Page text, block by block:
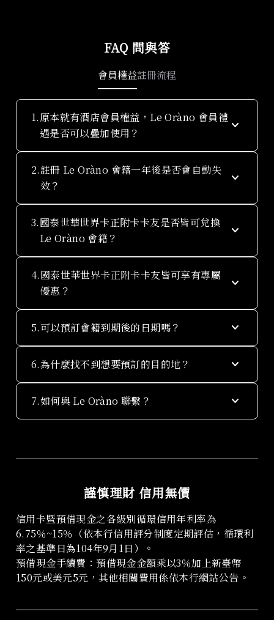
FAQ 問與答
會員權益註冊流程
1.原本就有酒店會員權益，Le Oràno 會員禮
遇是否可以疊加使用？
keyboard_arrow_down
Le Oràno 會員禮遇與酒店提供之會員禮遇權
益，將由酒店於現場視確認房況後，擇優提供，
並無法疊加或更換其他禮遇。（酒店禮遇提供之
項目、數量，最終將以酒店解釋為準）
2.註冊 Le Oràno 會籍一年後是否會自動失
效？
keyboard_arrow_down
國泰世華銀行世界卡贈送的 Le Oràno Club 會
籍從兌換註冊起算一年，到期後無法再登入 Le
Oràno APP 使用禮遇服務。請於到期日前續
會，方可繼續保有會籍禮遇。
3.國泰世華世界卡正附卡卡友是否皆可兌換
Le Oràno 會籍？
keyboard_arrow_down
正、附卡一卡一組，限持卡人兌換。
4.國泰世華世界卡正附卡卡友皆可享有專屬
優惠？
keyboard_arrow_down
是的，國泰世華世界卡之正卡/附卡卡友皆可享
有每張有效卡片一次兌換，一年 Le Oràno
Club 會籍的禮遇。
5.可以預訂會籍到期後的日期嗎？ keyboard_arrow_down
可以，但會籍到期後無法登入查看訂單資訊，需
透過聯繫客服提供。
6.為什麼找不到想要預訂的目的地？ keyboard_arrow_down
Le Oràno 與全球超過 2,000 間奢華酒店合作，
為您提供禮遇服務。如您在 APP 中未能找到想
7.如何與 Le Oràno 聯繫？ keyboard_arrow_down
謹慎理財 信用無價
信用卡暨預借現金之各級別循環信用年利率為
6.75％~15％（依本行信用評分制度定期評估，循環利
率之基準日為104年9月1日）。
預借現金手續費：預借現金金額乘以3％加上新臺幣
150元或美元5元，其他相關費用係依本行網站公告。